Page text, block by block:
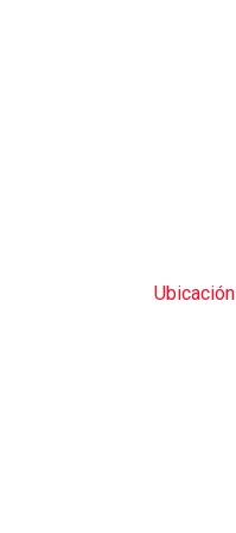
Ubicación